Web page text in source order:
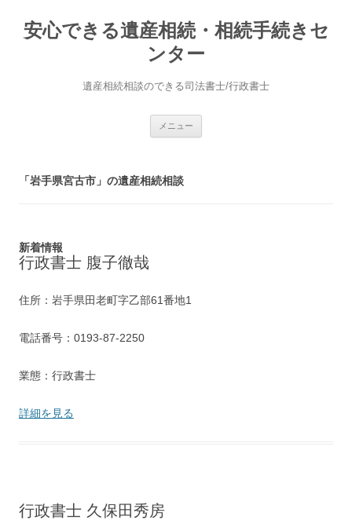
安心できる遺産相続・相続手続きセ
ンター
遺産相続相談のできる司法書士/行政書士
メニュー
「岩手県宮古市」の遺産相続相談
新着情報
行政書士 腹子徹哉
住所：岩手県田老町字乙部61番地1
電話番号：0193-87-2250
業態：行政書士
詳細を見る
行政書士 久保田秀房